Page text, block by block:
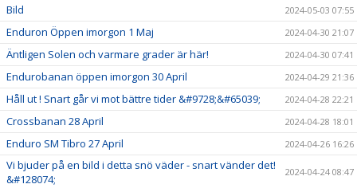
Bild 2024-05-03 07:55
Enduron Öppen imorgon 1 Maj 2024-04-30 21:07
Äntligen Solen och varmare grader är här! 2024-04-30 07:41
Endurobanan öppen imorgon 30 April 2024-04-29 21:36
Håll ut ! Snart går vi mot bättre tider &#9728;&#65039; 2024-04-28 22:21
Crossbanan 28 April 2024-04-28 18:01
Enduro SM Tibro 27 April 2024-04-26 16:26
Vi bjuder på en bild i detta snö väder - snart vänder det!
&#128074;
2024-04-24 08:47